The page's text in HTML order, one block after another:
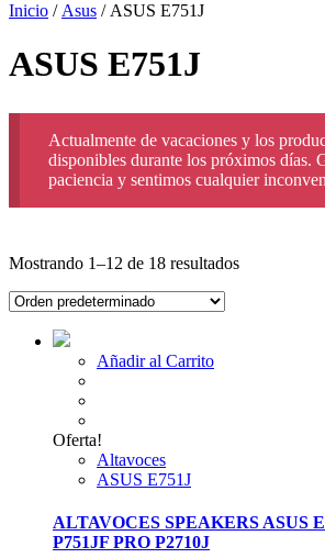
Inicio / Asus / ASUS E751J
ASUS E751J
Actualmente de vacaciones y los
disponibles durante los próximos días.
paciencia y sentimos cualquier
Mostrando 1–12 de 18 resultados
Añadir al Carrito
Oferta!
Altavoces
ASUS E751J
ALTAVOCES SPEAKERS ASUS
P751JF PRO P2710J